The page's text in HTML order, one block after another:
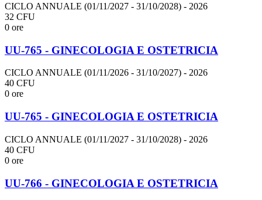
CICLO ANNUALE (01/11/2027 - 31/10/2028) - 2026
32 CFU
0 ore
UU-765 - GINECOLOGIA E OSTETRICIA
CICLO ANNUALE (01/11/2026 - 31/10/2027) - 2026
40 CFU
0 ore
UU-765 - GINECOLOGIA E OSTETRICIA
CICLO ANNUALE (01/11/2027 - 31/10/2028) - 2026
40 CFU
0 ore
UU-766 - GINECOLOGIA E OSTETRICIA